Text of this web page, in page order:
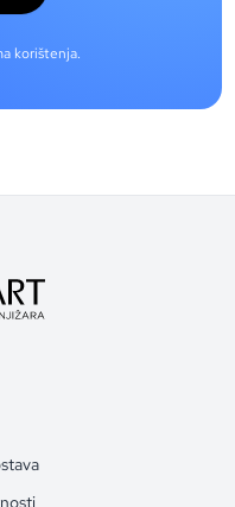
korištenja.